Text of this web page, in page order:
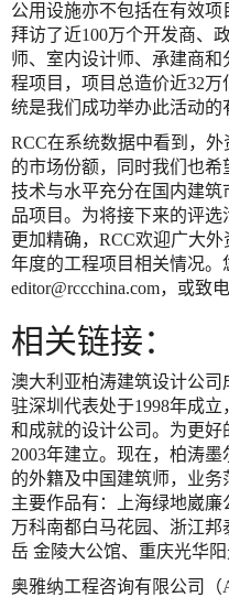
公用设施亦不包括在有效项
拜访了近100万个开发商、
师、室内设计师、承建商和
程项目，项目总造价近32
统是我们成功举办此活动的
RCC在系统数据中看到，
的市场份额，同时我们也
技术与水平充分在国内建
品项目。为将接下来的评
更加精确，RCC欢迎广大
年度的工程项目相关情况。
editor@rccchina.com，或致
相关链接：
澳大利亚柏涛建筑设计公司
驻深圳代表处于1998年成
和成就的设计公司。为更
2003年建立。现在，柏涛
的外籍及中国建筑师，业
主要作品有：上海绿地崴
万科南都白马花园、浙江
岳 金陵大公馆、重庆光华阳
奥雅纳工程咨询有限公司（